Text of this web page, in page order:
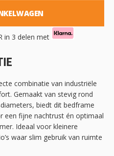
in 3 delen met
combinatie van industriële
Gemaakt van stevig rond
biedt dit bedframe
een fijne nachtrust én optimaal
Ideaal voor kleinere
waar slim gebruik van ruimte